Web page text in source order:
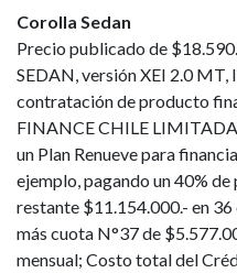
Corolla Sedan
Precio publicado de
SEDAN, versión XEI 2.0 MT,
contratación de producto
FINANCE CHILE
un Plan Renueve para
ejemplo, pagando un 40%
restante $11.154.000.- en
más cuota N°37 de
mensual; Costo total del